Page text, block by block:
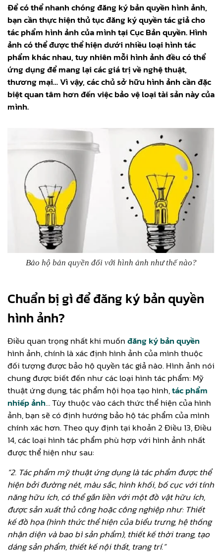
Để có thể nhanh chóng đăng ký bản quyền hình ảnh,
bạn cần thực hiện thủ tục đăng ký quyền tác giả cho
tác phẩm hình ảnh của mình tại Cục Bản quyền. Hình
ảnh có thể được thể hiện dưới nhiều loại hình tác
phẩm khác nhau, tuy nhiên mỗi hình ảnh đều có thể
ứng dụng để mang lại các giá trị về nghệ thuật,
thương mại… Vì vậy, các chủ sở hữu hình ảnh cần đặc
biệt quan tâm hơn đến việc bảo vệ loại tài sản này của
mình.
Bảo hộ bản quyền đối với hình ảnh như thế nào?
Chuẩn bị gì để đăng ký bản quyền
hình ảnh?
Điều quan trọng nhất khi muốnđăng ký bản quyền
hình ảnh, chính là xác định hình ảnh của mình thuộc
đối tượng được bảo hộ quyền tác giả nào. Hình ảnh nói
chung được biết đến như các loại hình tác phẩm: Mỹ
thuật ứng dụng, tác phẩm hội họa tạo hình,tác phẩm
nhiếp ảnh… Tùy thuộc vào cách thức thể hiện của hình
ảnh, bạn sẽ có định hướng bảo hộ tác phẩm của mình
chính xác hơn. Theo quy định tại khoản 2 Điều 13, Điều
14, các loại hình tác phẩm phù hợp với hình ảnh nhất
được thể hiện như sau:
“2. Tác phẩm mỹ thuật ứng dụng là tác phẩm được thể
hiện bởi đường nét, màu sắc, hình khối, bố cục với tính
năng hữu ích, có thể gắn liền với một đồ vật hữu ích,
được sản xuất thủ công hoặc công nghiệp như: Thiết
kế đồ họa (hình thức thể hiện của biểu trưng, hệ thống
nhận diện và bao bì sản phẩm), thiết kế thời trang, tạo
dáng sản phẩm, thiết kế nội thất, trang trí.”